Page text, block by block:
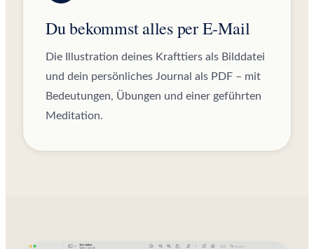
Du bekommst alles per E-Mail
Die Illustration deines Krafttiers als Bilddatei
und dein persönliches Journal als PDF – mit
Bedeutungen, Übungen und einer geführten
Meditation.